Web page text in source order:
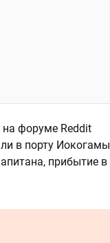
на форуме Reddit
в порту Иокогамы
прибытие в